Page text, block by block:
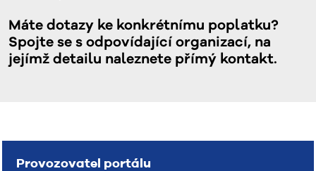
Máte dotazy ke konkrétnímu poplatku?
Spojte se s odpovídající organizací, na
jejímž detailu naleznete přímý kontakt.
Provozovatel portálu